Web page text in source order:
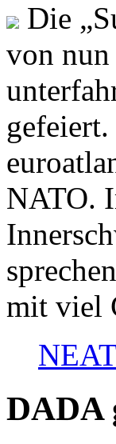
Die
von
NATO.
mit viel
DADA